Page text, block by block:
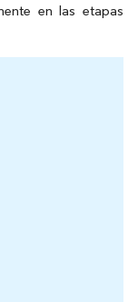
en las etapas